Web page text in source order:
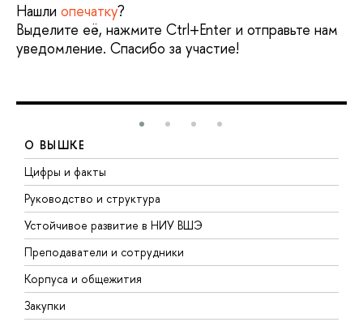
Нашли опечатку?
Выделите её, нажмите Ctrl+Enter и отправьте нам
уведомление. Спасибо за участие!
О ВЫШКЕ
Цифры и факты
Руководство и структура
Устойчивое развитие в НИУ ВШЭ
Преподаватели и сотрудники
Корпуса и общежития
Закупки